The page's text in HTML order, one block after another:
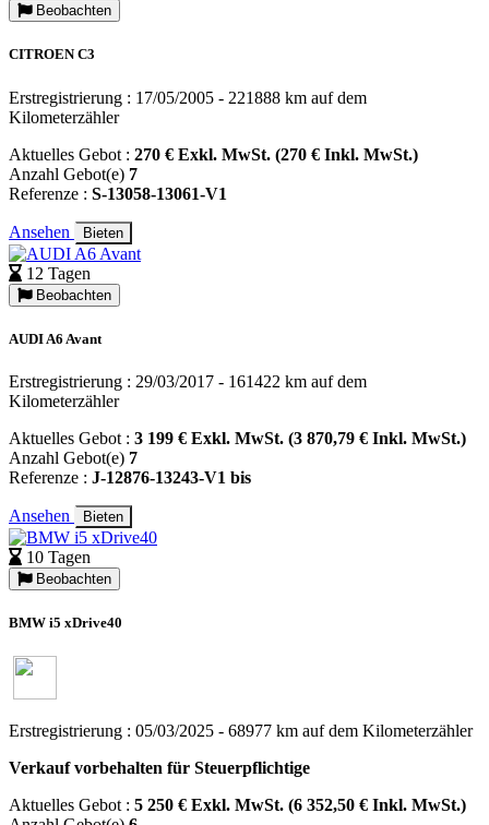
Beobachten
CITROEN C3
Erstregistrierung : 17/05/2005 - 221888 km auf dem
Kilometerzähler
Aktuelles Gebot : 270 € Exkl. MwSt. (270 € Inkl. MwSt.)
Anzahl Gebot(e) 7
Referenze : S-13058-13061-V1
Ansehen Bieten
12 Tagen
Beobachten
AUDI A6 Avant
Erstregistrierung : 29/03/2017 - 161422 km auf dem
Kilometerzähler
Aktuelles Gebot : 3 199 € Exkl. MwSt. (3 870,79 € Inkl. MwSt.)
Anzahl Gebot(e) 7
Referenze : J-12876-13243-V1 bis
Ansehen Bieten
10 Tagen
Beobachten
BMW i5 xDrive40
Erstregistrierung : 05/03/2025 - 68977 km auf dem Kilometerzähler
Verkauf vorbehalten für Steuerpflichtige
Aktuelles Gebot : 5 250 € Exkl. MwSt. (6 352,50 € Inkl. MwSt.)